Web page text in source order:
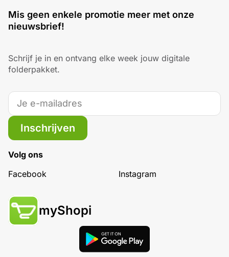
Mis geen enkele promotie meer met onze
nieuwsbrief!
Schrijf je in en ontvang elke week jouw digitale
folderpakket.
Inschrijven
Volg ons
Facebook
Instagram
myShopi